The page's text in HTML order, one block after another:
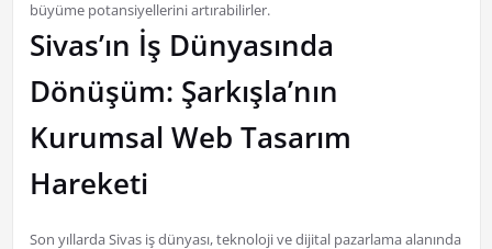
büyüme potansiyellerini artırabilirler.
Sivas’ın İş Dünyasında
Dönüşüm: Şarkışla’nın
Kurumsal Web Tasarım
Hareketi
Son yıllarda Sivas iş dünyası, teknoloji ve dijital pazarlama alanında